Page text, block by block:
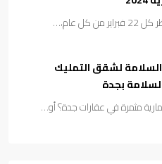
عام،…
لشقق التمليك
بجدة
مثمرة في عقارات جدة؟ أو…